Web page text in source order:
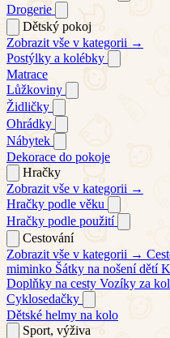
Drogerie
Dětský pokoj
Zobrazit vše v kategorii →
Postýlky a kolébky
Matrace
Lůžkoviny
Židličky
Ohrádky
Nábytek
Dekorace do pokoje
Hračky
Zobrazit vše v kategorii →
Hračky podle věku
Hračky podle použití
Cestování
Zobrazit vše v kategorii →
miminko Šátky na nošení dětí
Doplňky na cesty Vozíky za
Cyklosedačky
Dětské helmy na kolo
Sport, výživa